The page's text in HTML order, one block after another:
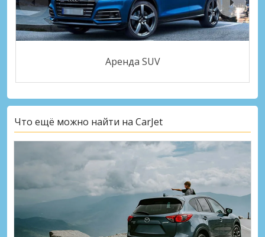
Аренда SUV
Что ещё можно найти на CarJet